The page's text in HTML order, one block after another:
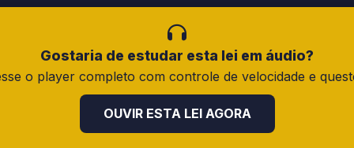
adota o número de inscrição no Cadastro
nacional previsto no inciso IV do caput do art. 11.
de o requerente da Carteira de Identidade
Gostaria de estudar esta lei em áudio?
o player completo com controle de velocidade e
OUVIR ESTA LEI AGORA